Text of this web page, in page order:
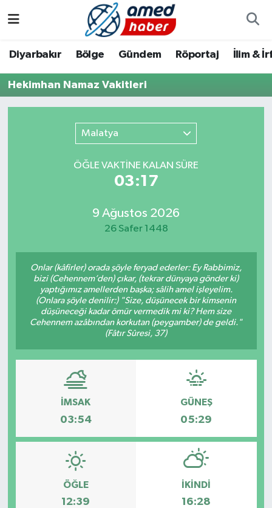
Diyarbakır Bölge Gündem Röportaj İlim &
Hekimhan Namaz Vakitleri
Malatya
ÖĞLE VAKTİNE KALAN SÜRE
03:17
9 Ağustos 2026
26 Safer 1448
Onlar (kâfirler) orada şöyle feryad ederler: Ey Rabbimiz,
bizi (Cehennem’den) çıkar, (tekrar dünyaya gönder ki)
yaptığımız amellerden başka; sâlih amel işleyelim.
(Onlara şöyle denilir:) "Size, düşünecek bir kimsenin
düşüneceği kadar ömür vermedik mi ki? Hem size
Cehennem azâbından korkutan (peygamber) de geldi."
(Fâtır Sûresi, 37)
İMSAK
03:54
GÜNEŞ
05:29
ÖĞLE
12:39
İKINDI
16:28
Bölge
Röportaj
Foto Galeri
Yazarlar
Aile
Asayiş
Bilim & Teknoloji
Ekonomi
Genel
Güncel
İlim & İrfan
Kültür & Sanat
Sağlık
Diyarbakır Hava Durumu
Diyarbakır Namaz Vakitleri
Diyarbakır Trafik Yoğunluk Haritası
Süper Lig Puan Durumu ve Fikstür
Son Dakika Haberleri
Haber Arşivi